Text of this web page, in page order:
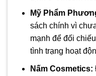
Mỹ Phẩm
sách chính vì
mạnh để đối
tình trạng hoạt
Nấm Cosmetics: